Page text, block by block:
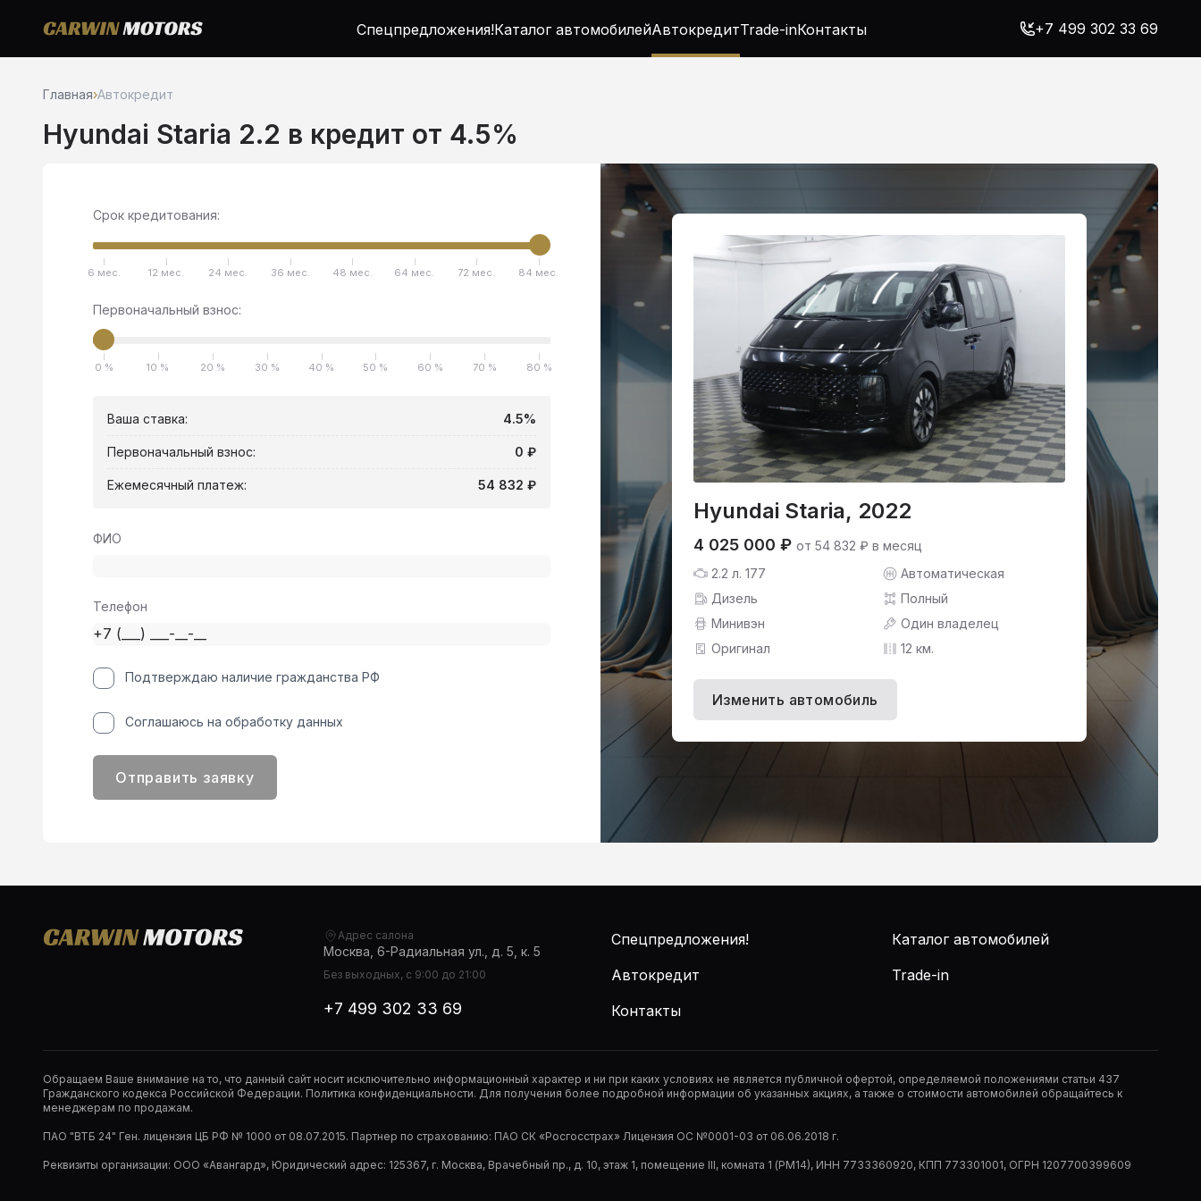
Спецпредложения!Каталог автомобилейАвтокредитTrade-inКонтакты +7 499 302 33 69
Главная›Автокредит
Hyundai Staria 2.2 в кредит от 4.5%
Hyundai Staria, 2022
4 025 000 ₽ от 54 832 ₽ в месяц
2.2 л. 177
Автоматическая
Дизель
Полный
Минивэн
Один владелец
Оригинал
12 км.
Изменить автомобиль
Срок кредитования:
6 мес. 12 мес. 24 мес. 36 мес. 48 мес. 64 мес. 72 мес. 84 мес.
Первоначальный взнос:
0 % 10 % 20 % 30 % 40 % 50 % 60 % 70 % 80 %
Ваша ставка: 4.5%
Первоначальный взнос: 0 ₽
Ежемесячный платеж: 54 832 ₽
ФИО
Телефон
Подтверждаю наличие гражданства РФ
Соглашаюсь на обработку данных
Отправить заявку
Адрес салона
Москва, 6-Радиальная ул., д. 5, к. 5
Без выходных, с 9:00 до 21:00
+7 499 302 33 69
Спецпредложения!
Каталог автомобилей
Автокредит
Trade-in
Контакты
Обращаем Ваше внимание на то, что данный сайт носит исключительно информационный характер и ни при каких условиях не является публичной офертой, определяемой положениями статьи 437
Гражданского кодекса Российской Федерации. Политика конфиденциальности. Для получения более подробной информации об указанных акциях, а также о стоимости автомобилей обращайтесь к
менеджерам по продажам.
ПАО "ВТБ 24" Ген. лицензия ЦБ РФ № 1000 от 08.07.2015. Партнер по страхованию: ПАО СК «Росгосстрах» Лицензия ОС №0001-03 от 06.06.2018 г.
Реквизиты организации: ООО «Авангард», Юридический адрес: 125367, г. Москва, Врачебный пр., д. 10, этаж 1, помещение III, комната 1 (РМ14), ИНН 7733360920, КПП 773301001, ОГРН 1207700399609